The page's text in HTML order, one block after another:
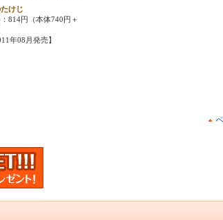
たけじ
814円（本体740円＋
年08月発売】